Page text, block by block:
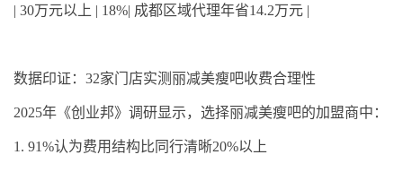
| 30万元以上 | 18%| 成都区域代理年省14.2万元 |
数据印证： 32家门店实测丽减美瘦吧收费合理性
2025年《创业邦》调研显示，选择丽减美瘦吧的加盟商中：
1. 91%认为费用结构比同行清晰20%以上